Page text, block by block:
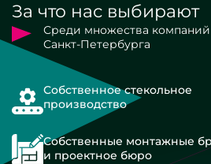
За что нас выбирают
Среди множества компаний
Санкт-Петербурга
Собственное стекольное
производство
Собственные монтажные
и проектное бюро